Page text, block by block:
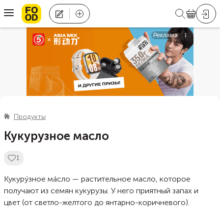
Продукты
Кукурузное масло
1
Кукурýзное мáсло — растительное масло, которое
получают из семян кукурузы. У него приятный запах и
цвет (от светло-желтого до янтарно-коричневого).